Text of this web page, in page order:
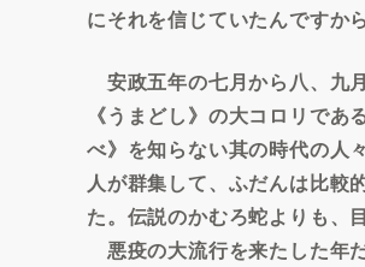
にそれを信じていたんですか
安政五年の七月から八、九
《うまどし》の大コロリで
べ》を知らない其の時代の人
人が群集して、ふだんは比較
た。伝説のかむろ蛇よりも、
悪疫の大流行を来たした年